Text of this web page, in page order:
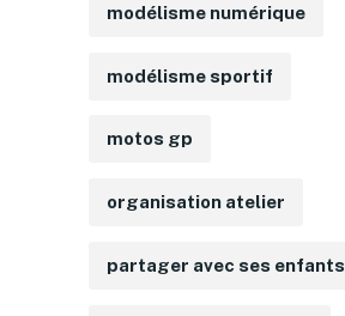
modélisme numérique
modélisme sportif
motos gp
organisation atelier
partager avec ses enfants